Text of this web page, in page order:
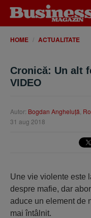
HOME ACTUALITATE
Cronică: Un alt
VIDEO
Autor: Bogdan Angheluţă
31 aug 2018
Une vie violente este
despre mafie, dar
aduce un element de
mai întâlnit.